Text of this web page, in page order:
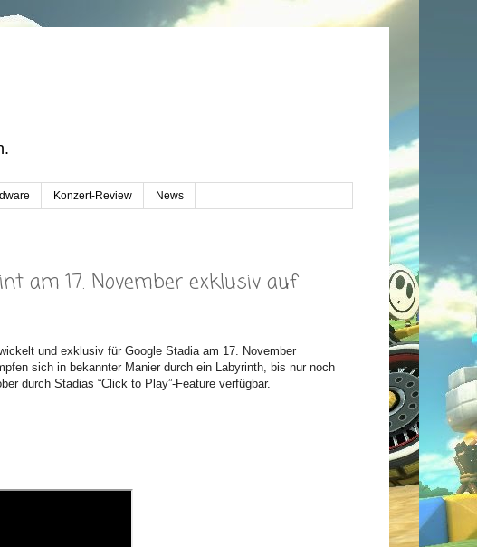
Konzert-Review News
am 17. November exklusiv auf
und exklusiv für Google Stadia am 17. November
sich in bekannter Manier durch ein Labyrinth, bis nur noch
durch Stadias “Click to Play”-Feature verfügbar.